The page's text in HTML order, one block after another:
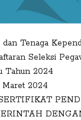
Tenaga
Seleksi
Tahun 2024
Maret 2024